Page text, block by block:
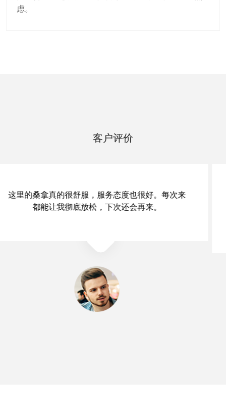
虑。
客户评价
武汉武昌区桑拿会所的环境很安静，很适合放松。
服务人员都很专业，提供了很多养生建议，感觉收